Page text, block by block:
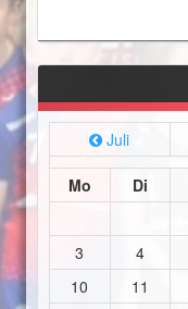
Juli
Mo Di
3
4
10
11